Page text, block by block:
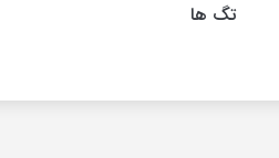
تگ ها